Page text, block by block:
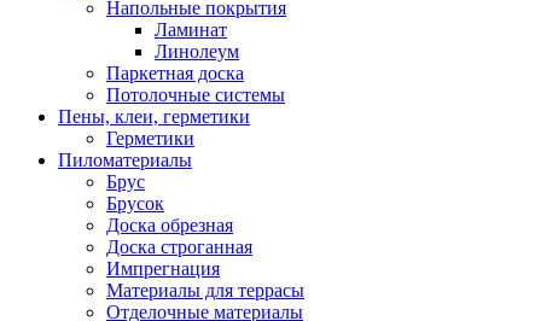
Напольные покрытия
Ламинат
Линолеум
Паркетная доска
Потолочные системы
Пены, клеи, герметики
Герметики
Пиломатериалы
Брус
Брусок
Доска обрезная
Доска строганная
Импрегнация
Материалы для террасы
Отделочные материалы